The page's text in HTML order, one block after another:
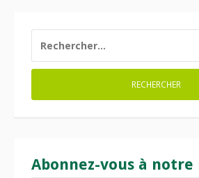
Abonnez-vous à